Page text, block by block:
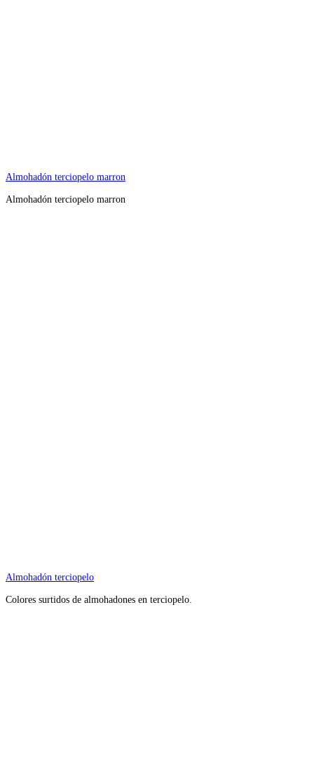
Almohadón terciopelo marron
Almohadón terciopelo marron
Almohadón terciopelo
Colores surtidos de almohadones en terciopelo.